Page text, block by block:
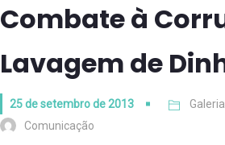
Combate à
Lavagem de
25 de setembro de 2013
Comunicação